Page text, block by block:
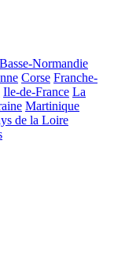
Basse-Normandie
Corse Franche-
Ile-de-France La
Martinique
de la Loire